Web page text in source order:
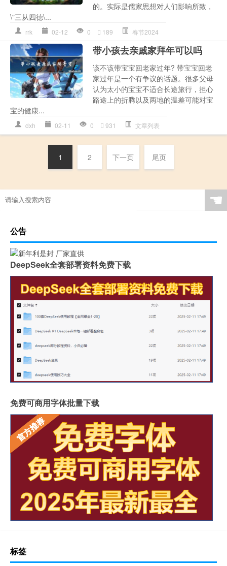
的。实际是儒家思想对人们影响所致，
\"三从四德\...
rrk 02-12 0 189 春节2024
带小孩去亲戚家拜年可以吗
该不该带宝宝回老家过年? 带宝宝回老
家过年是一个有争议的话题。很多父母
认为太小的宝宝不适合长途旅行，担心
路途上的折腾以及两地的温差可能对宝
宝的健康...
dxh 02-11 0 931 文章列表
1 2 下一页 尾页
☚
公告
DeepSeek全套部署资料免费下载
免费可商用字体批量下载
标签